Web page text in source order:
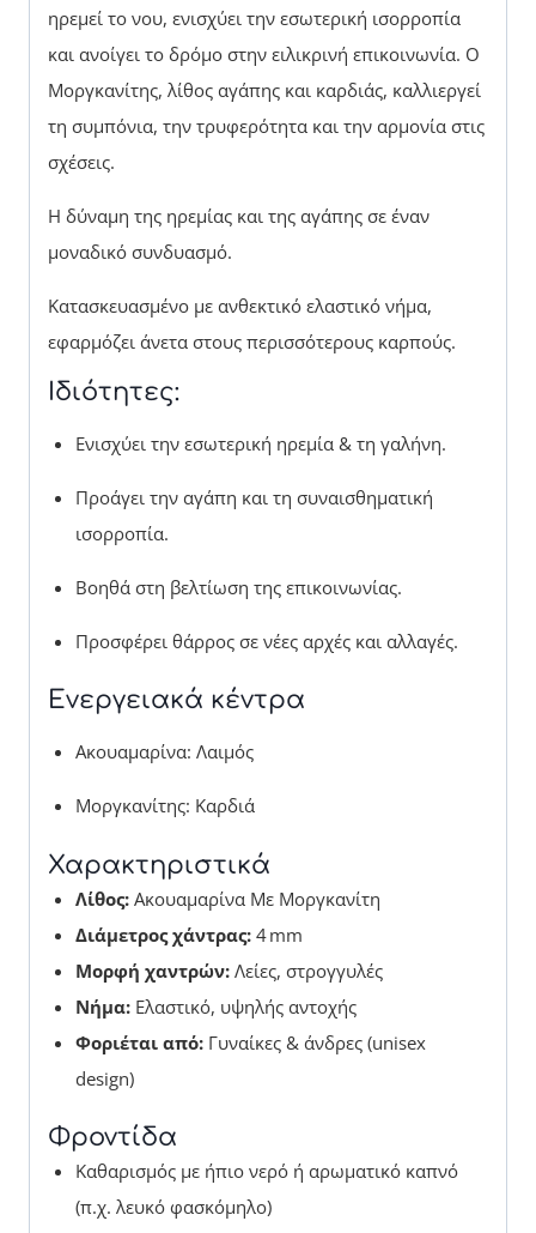
ηρεμεί το νου, ενισχύει την εσωτερική ισορροπία
και ανοίγει το δρόμο στην ειλικρινή επικοινωνία. Ο
Μοργκανίτης, λίθος αγάπης και καρδιάς, καλλιεργεί
τη συμπόνια, την τρυφερότητα και την αρμονία στις
σχέσεις.
Η δύναμη της ηρεμίας και της αγάπης σε έναν
μοναδικό συνδυασμό.
Κατασκευασμένο με ανθεκτικό ελαστικό νήμα,
εφαρμόζει άνετα στους περισσότερους καρπούς.
Ιδιότητες:
Ενισχύει την εσωτερική ηρεμία & τη γαλήνη.
Προάγει την αγάπη και τη συναισθηματική
ισορροπία.
Βοηθά στη βελτίωση της επικοινωνίας.
Προσφέρει θάρρος σε νέες αρχές και αλλαγές.
Ενεργειακά κέντρα
Ακουαμαρίνα: Λαιμός
Μοργκανίτης: Καρδιά
Χαρακτηριστικά
Λίθος:Ακουαμαρίνα Με Μοργκανίτη
Διάμετρος χάντρας:4 mm
Μορφή χαντρών:Λείες, στρογγυλές
Νήμα:Ελαστικό, υψηλής αντοχής
Φοριέται από:Γυναίκες & άνδρες (unisex
design)
Φροντίδα
Καθαρισμός με ήπιο νερό ή αρωματικό καπνό
(π.χ. λευκό φασκόμηλο)